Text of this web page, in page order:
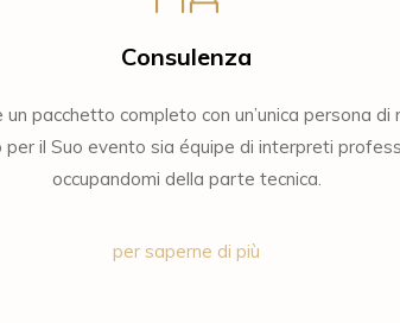
Consulenza
pacchetto completo con un’unica persona di
per il Suo evento sia équipe di interpreti
occupandomi della parte tecnica.
per saperne di più